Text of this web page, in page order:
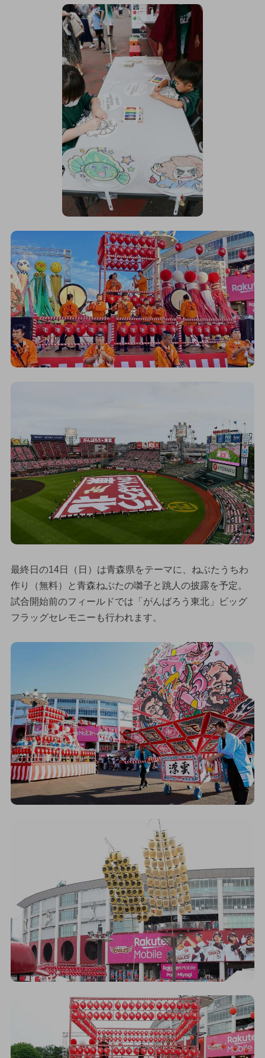
最終日の14日（日）は青森県をテーマに、ねぶたうちわ
作り（無料）と青森ねぶたの囃子と跳人の披露を予定。
試合開始前のフィールドでは「がんばろう東北」ビッグ
フラッグセレモニーも行われます。